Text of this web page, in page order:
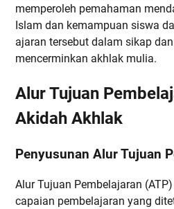
memperoleh pemahaman
Islam dan kemampuan siswa
ajaran tersebut dalam sikap
mencerminkan akhlak mulia.
Alur Tujuan
Akidah Akhlak
Penyusunan Alur Tujuan
Alur Tujuan Pembelajaran
capaian pembelajaran yang